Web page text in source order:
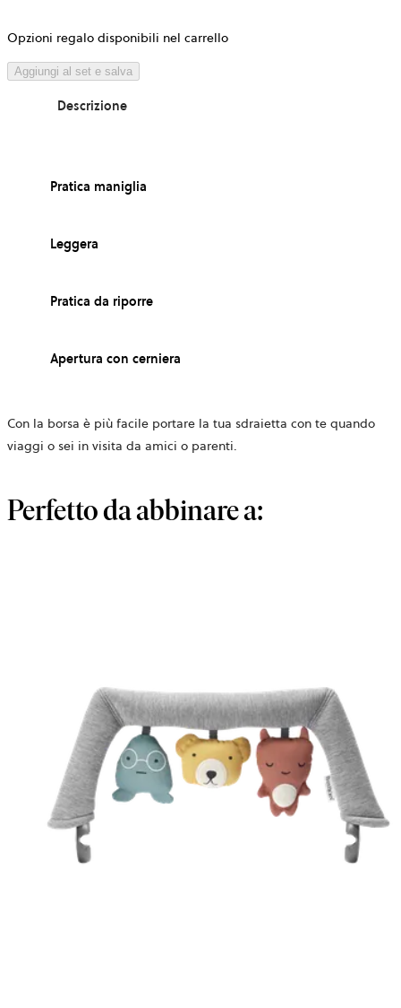
Opzioni regalo disponibili nel carrello
Aggiungi al set e salva
Descrizione
Pratica maniglia
Leggera
Pratica da riporre
Apertura con cerniera
Con la borsa è più facile portare la tua sdraietta con te quando
viaggi o sei in visita da amici o parenti.
Perfetto da abbinare a: